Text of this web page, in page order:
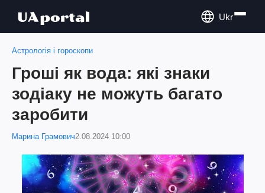
Ukr
Астрологія і гороскопи
Гроші як вода: які знаки
зодіаку не можуть багато
заробити
Марина Грамович2.08.2024 10:00